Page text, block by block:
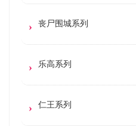
丧尸围城系列
乐高系列
仁王系列